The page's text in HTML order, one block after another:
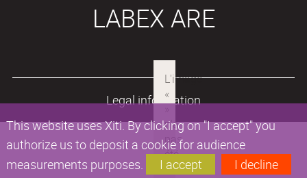
This website uses Xiti. By clicking on "I accept" you
authorize us to deposit a cookie for audience
measurements purposes.
I accept I decline
LABEX ARE
Legal information